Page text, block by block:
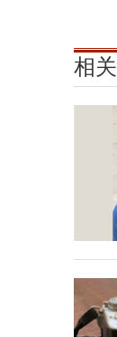
相关